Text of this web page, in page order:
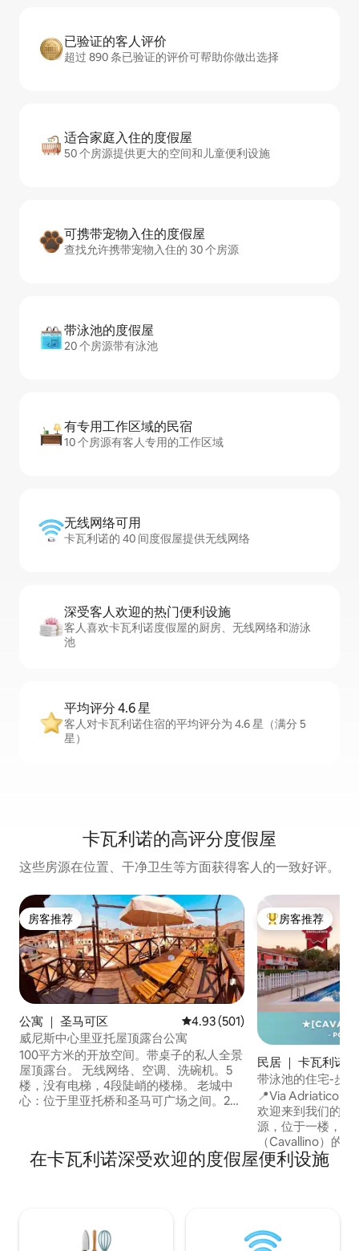
已验证的客人评价
超过 890 条已验证的评价可帮助你做出选择
适合家庭入住的度假屋
50 个房源提供更大的空间和儿童便利设施
可携带宠物入住的度假屋
查找允许携带宠物入住的 30 个房源
带泳池的度假屋
20 个房源带有泳池
有专用工作区域的民宿
10 个房源有客人专用的工作区域
无线网络可用
卡瓦利诺的 40 间度假屋提供无线网络
深受客人欢迎的热门便利设施
客人喜欢卡瓦利诺度假屋的厨房、无线网络和游泳
池
平均评分 4.6 星
客人对卡瓦利诺住宿的平均评分为 4.6 星（满分 5
星）
卡瓦利诺的高评分度假屋
这些房源在位置、干净卫生等方面获得客人的一致好评。
房客推荐
房客推荐
公寓 ｜ 圣马可区 平均评分 4.93 分（满分 5 分），
4.93 (501)
威尼斯中心里亚托屋顶露台公寓
100平方米的开放空间。带桌子的私人全景
屋顶露台。 无线网络、空调、洗碗机。5
楼，没有电梯，4段陡峭的楼梯。 老城中
心：位于里亚托桥和圣马可广场之间。2间
（如有可能，请在预订时询问）。 晚上8
点至11点延迟入住：请询问我们是否可以
热门「房客推荐」
房客推荐
民居 ｜ 卡瓦利诺
带泳池的住宅-步
📍Via Adriatico 30,
欢迎来到我们的住
源，位于一楼，靠
（Cavallino）的宁静区域
宽敞的起居区，配
的开放式厨房、第
在卡瓦利诺深受欢迎的度假屋便利设施